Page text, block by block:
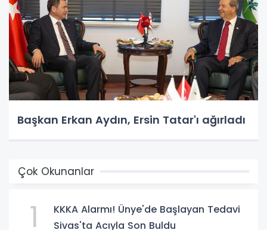
Başkan Erkan Aydın, Ersin Tatar'ı ağırladı
Çok Okunanlar
1
KKKA Alarmı! Ünye'de Başlayan Tedavi
Sivas'ta Acıyla Son Buldu